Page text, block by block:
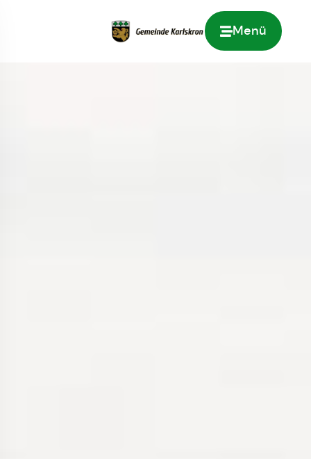
Menü